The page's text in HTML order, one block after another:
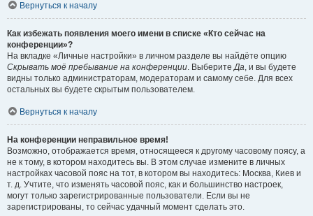
Вернуться к началу
Как избежать появления моего имени в списке «Кто сейчас на
конференции»?
На вкладке «Личные настройки» в личном разделе вы найдёте опцию
Скрывать моё пребывание на конференции. ВыберитеДа, и вы будете
видны только администраторам, модераторам и самому себе. Для всех
остальных вы будете скрытым пользователем.
Вернуться к началу
На конференции неправильное время!
Возможно, отображается время, относящееся к другому часовому поясу, а
не к тому, в котором находитесь вы. В этом случае измените в личных
настройках часовой пояс на тот, в котором вы находитесь: Москва, Киев и
т. д. Учтите, что изменять часовой пояс, как и большинство настроек,
могут только зарегистрированные пользователи. Если вы не
зарегистрированы, то сейчас удачный момент сделать это.